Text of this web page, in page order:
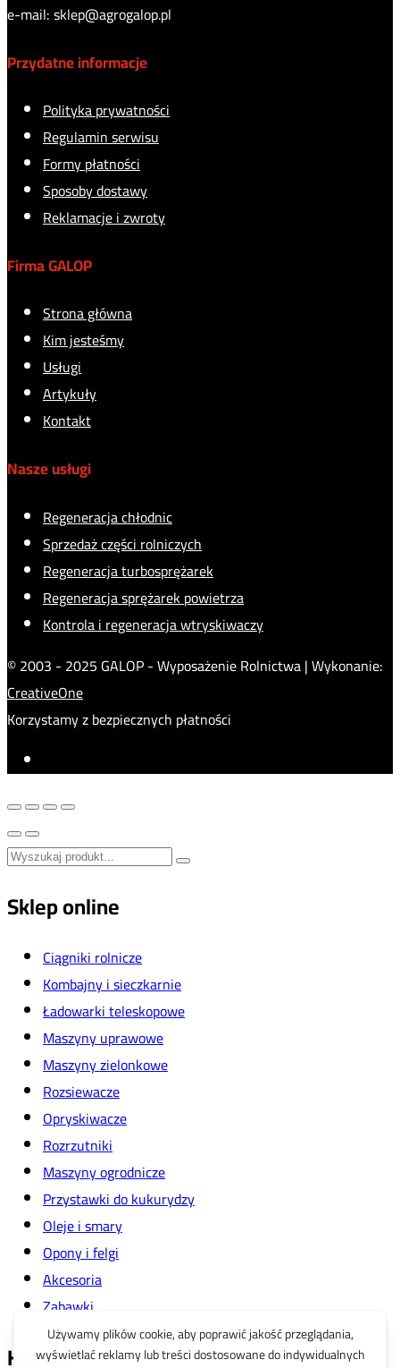
e-mail: sklep@agrogalop.pl
Przydatne informacje
Polityka prywatności
Regulamin serwisu
Formy płatności
Sposoby dostawy
Reklamacje i zwroty
Firma GALOP
Strona główna
Kim jesteśmy
Usługi
Artykuły
Kontakt
Nasze usługi
Regeneracja chłodnic
Sprzedaż części rolniczych
Regeneracja turbosprężarek
Regeneracja sprężarek powietrza
Kontrola i regeneracja wtryskiwaczy
© 2003 - 2025 GALOP - Wyposażenie Rolnictwa | Wykonanie:
CreativeOne
Korzystamy z bezpiecznych płatności
Sklep online
Ciągniki rolnicze
Kombajny i sieczkarnie
Ładowarki teleskopowe
Maszyny uprawowe
Maszyny zielonkowe
Rozsiewacze
Opryskiwacze
Rozrzutniki
Maszyny ogrodnicze
Przystawki do kukurydzy
Oleje i smary
Opony i felgi
Akcesoria
Zabawki
Koszyk